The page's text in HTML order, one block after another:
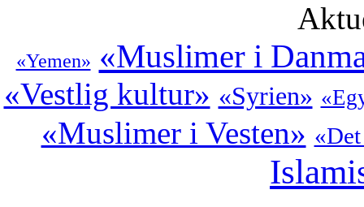
«Yemen» «Muslimer i
«Vestlig kultur» «Syrien»
«Muslimer i Vesten»